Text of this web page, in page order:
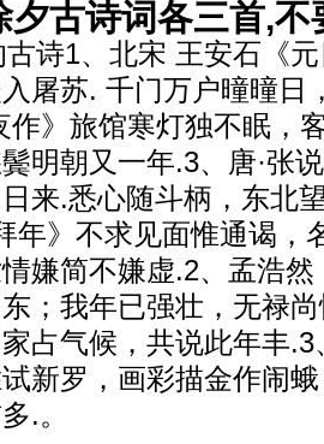
夕古诗词各三首,不
古诗1、北宋 王安石《
屠苏. 千门万户曈曈日
作》旅馆寒灯独不眠，
明朝又一年.3、唐·张
来.悉心随斗柄，东北
年》不求见面惟通谒，
嫌简不嫌虚.2、孟浩
；我年已强壮，无禄
占气候，共说此年丰
新罗，画彩描金作闹
.。